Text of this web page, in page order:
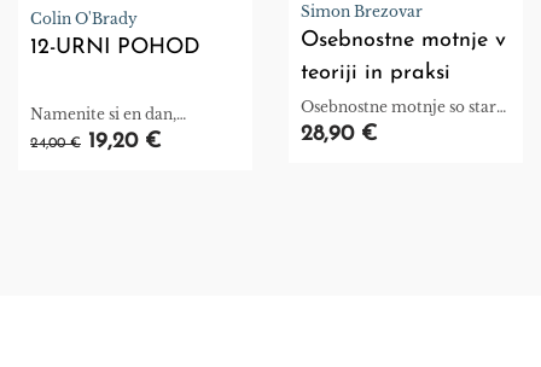
Colin O'Brady
12-URNI POHOD
Namenite si en dan,
premagajte svoj um in
odkrijte svoje najboljše
24,00 € 19,20 €
Simon Brezovar
Osebnostne motnje v
teoriji in praksi
Osebnostne motnje so stare
toliko, kolikor je staro
človeštvo
28,90 €